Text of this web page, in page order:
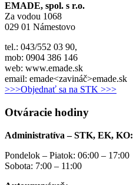
EMADE, spol. s r.o.
Za vodou 1068
029 01 Námestovo
tel.: 043/552 03 90,
mob: 0904 386 146
web: www.emade.sk
email: emade<zavináč>emade.sk
>>>Objednať sa na STK >>>
Otváracie hodiny
Administratíva – STK, EK, KO:
Pondelok – Piatok: 06:00 – 17:00
Sobota: 7:00 – 11:00